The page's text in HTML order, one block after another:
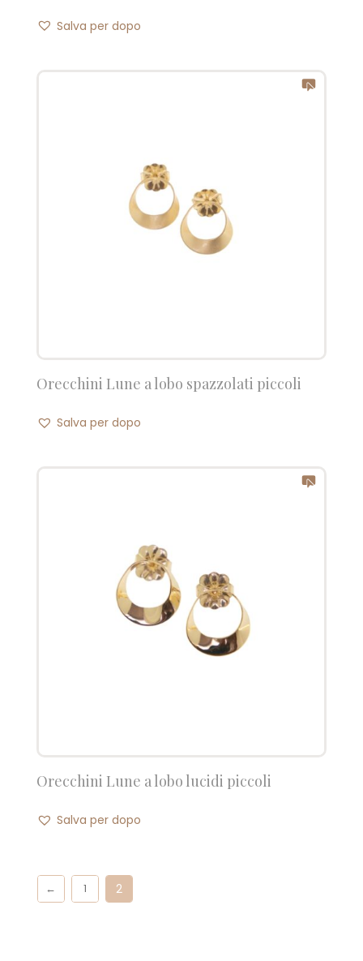
Salva per dopo
Orecchini Lune a lobo spazzolati piccoli
Salva per dopo
Orecchini Lune a lobo lucidi piccoli
Salva per dopo
← 1 2